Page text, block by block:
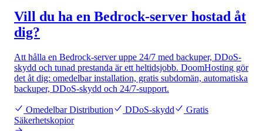
Vill du ha en Bedrock-server hostad åt
dig?
Att hålla en Bedrock-server uppe 24/7 med backuper, DDoS-
skydd och tunad prestanda är ett heltidsjobb. DoomHosting gör
det åt dig: omedelbar installation, gratis subdomän, automatiska
backuper, DDoS-skydd och 24/7-support.
Omedelbar Distribution DDoS-skydd
Gratis
Säkerhetskopior